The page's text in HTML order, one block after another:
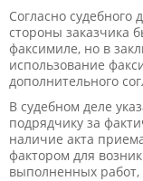
Согласно
стороны заказчика
факсимиле, но в
использование
дополнительного
В судебном деле
подрядчику за
наличие акта
фактором для
выполненных